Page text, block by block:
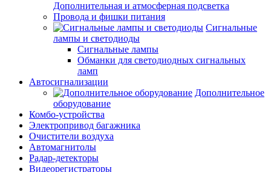
Дополнительная и атмосферная подсветка
Провода и фишки питания
Cигнальные
лампы и светодиоды
Сигнальные лампы
Обманки для светодиодных сигнальных
ламп
Автосигнализации
Дополнительное
оборудование
Комбо-устройства
Электропривод багажника
Очистители воздуха
Автомагнитолы
Радар-детекторы
Видеорегистраторы